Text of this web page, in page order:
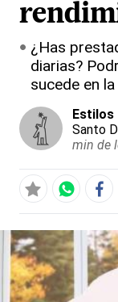
¿Has
diarias?
sucede en
Estilos
Santo
min de